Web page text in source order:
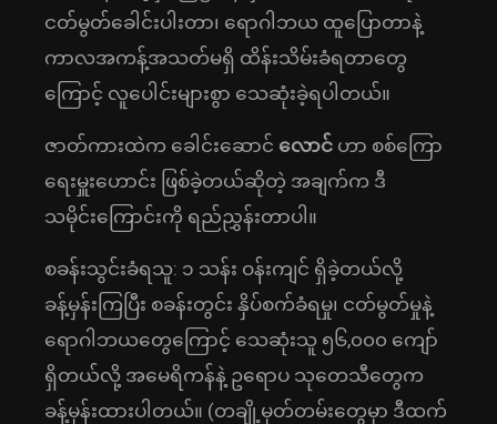
ငတ်မွတ်ခေါင်းပါးတာ၊ ရောဂါဘယ ထူပြောတာနဲ့
ကာလအကန့်အသတ်မရှိ ထိန်းသိမ်းခံရတာတွေ
ကြောင့် လူပေါင်းများစွာ သေဆုံးခဲ့ရပါတယ်။
ဇာတ်ကားထဲက ခေါင်းဆောင် လောင် ဟာ စစ်ကြော
ရေးမှူးဟောင်း ဖြစ်ခဲ့တယ်ဆိုတဲ့ အချက်က ဒီ
သမိုင်းကြောင်းကို ရည်ညွှန်းတာပါ။
စခန်းသွင်းခံရသူ: ၁ သန်း ဝန်းကျင် ရှိခဲ့တယ်လို့
ခန့်မှန်းကြပြီး စခန်းတွင်း နှိပ်စက်ခံရမှု၊ ငတ်မွတ်မှုနဲ့
ရောဂါဘယတွေကြောင့် သေဆုံးသူ ၅၆,၀၀၀ ကျော်
ရှိတယ်လို့ အမေရိကန်နဲ့ ဥရောပ သုတေသီတွေက
ခန့်မှန်းထားပါတယ်။ (တချို့မှတ်တမ်းတွေမှာ ဒီထက်